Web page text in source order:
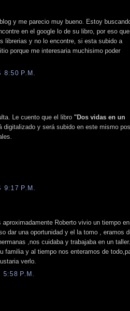
y me parecio muy bueno. Estoy
en el google lo de su libro, por eso
librerias y no lo encontre, si esta subido a
porque me interesaria muchisimo poder
P.M.
Le cuento que el libro "Dos vidas en un
digitalizado y será subido en este mismo
P.M.
Roberto vivio un tiempo en
dar una oportunidad y el la tomo , eramos
,nos cuidaba y trabajaba en un
familia y al tiempo nos enteramos de
verlo.
P.M.